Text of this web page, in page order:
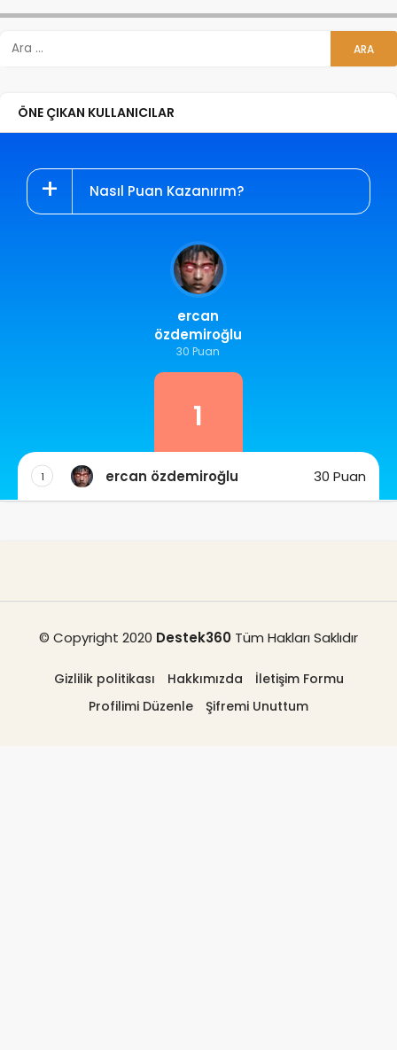
ÖNE ÇIKAN KULLANICILAR
Nasıl Puan Kazanırım?
ercan
özdemiroğlu
30 Puan
1
1 ercan özdemiroğlu 30 Puan
© Copyright 2020 Destek360 Tüm Hakları Saklıdır
Gizlilik politikası Hakkımızda
İletişim Formu
Profilimi Düzenle
Şifremi Unuttum